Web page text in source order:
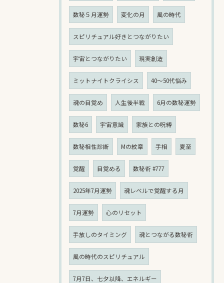
数秘５月運勢 変化の月 風の時代
スピリチュアル好きとつながりたい
宇宙とつながりたい 現実創造
ミットナイトクライシス 40〜50代悩み
魂の目覚め 人生後半戦 6月の数秘運勢
数秘6 宇宙意識 家族との呪縛
数秘相性診断 Mの紋章 手相 夏至
覚醒 目覚める 数秘術 #777
2025年7月運勢 魂レベルで覚醒する月
7月運勢 心のリセット
手放しのタイミング 魂とつながる数秘術
風の時代のスピリチュアル
7月7日、七夕以降、エネルギー